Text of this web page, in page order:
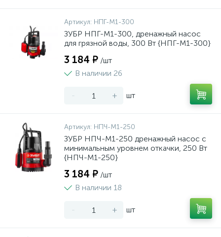
Артикул: НПГ-М1-300
ЗУБР НПГ-М1-300, дренажный насос
для грязной воды, 300 Вт {НПГ-М1-300}
3 184 ₽ /шт
В наличии 26
- + шт
Артикул: НПЧ-М1-250
ЗУБР НПЧ-М1-250 дренажный насос с
минимальным уровнем откачки, 250 Вт
{НПЧ-М1-250}
3 184 ₽ /шт
В наличии 18
- + шт